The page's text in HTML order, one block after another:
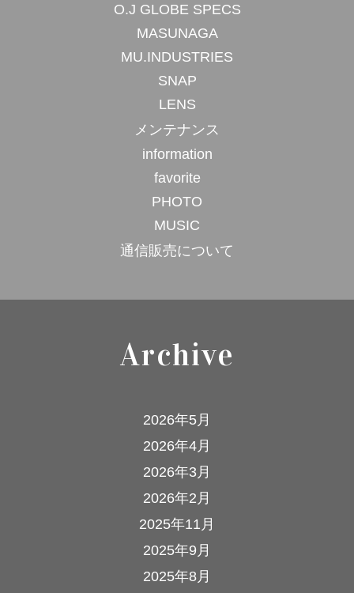
O.J GLOBE SPECS
MASUNAGA
MU.INDUSTRIES
SNAP
LENS
メンテナンス
information
favorite
PHOTO
MUSIC
通信販売について
Archive
2026年5月
2026年4月
2026年3月
2026年2月
2025年11月
2025年9月
2025年8月